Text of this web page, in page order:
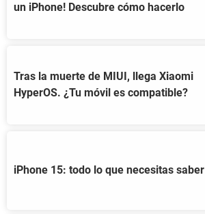
un iPhone! Descubre cómo hacerlo
Tras la muerte de MIUI, llega Xiaomi
HyperOS. ¿Tu móvil es compatible?
iPhone 15: todo lo que necesitas saber